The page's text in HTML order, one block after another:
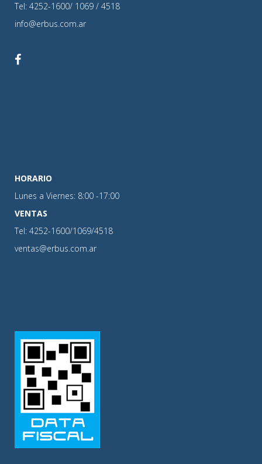
Tel: 4252-1600/ 1069 / 4518
info@erbus.com.ar
HORARIO
Lunes a Viernes: 8:00 -17:00
VENTAS
Tel: 4252-1600/1069/4518
ventas@erbus.com.ar